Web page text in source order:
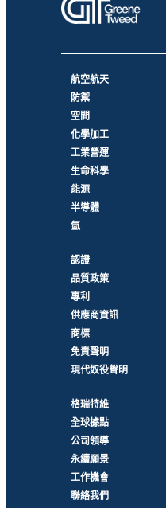
航空航天
防禦
空間
化學加工
工業營運
生命科學
能源
半導體
氫
認證
品質政策
專利
供應商資訊
商標
免責聲明
現代奴役聲明
格瑞特維
全球據點
公司領導
永續願景
工作機會
聯絡我們